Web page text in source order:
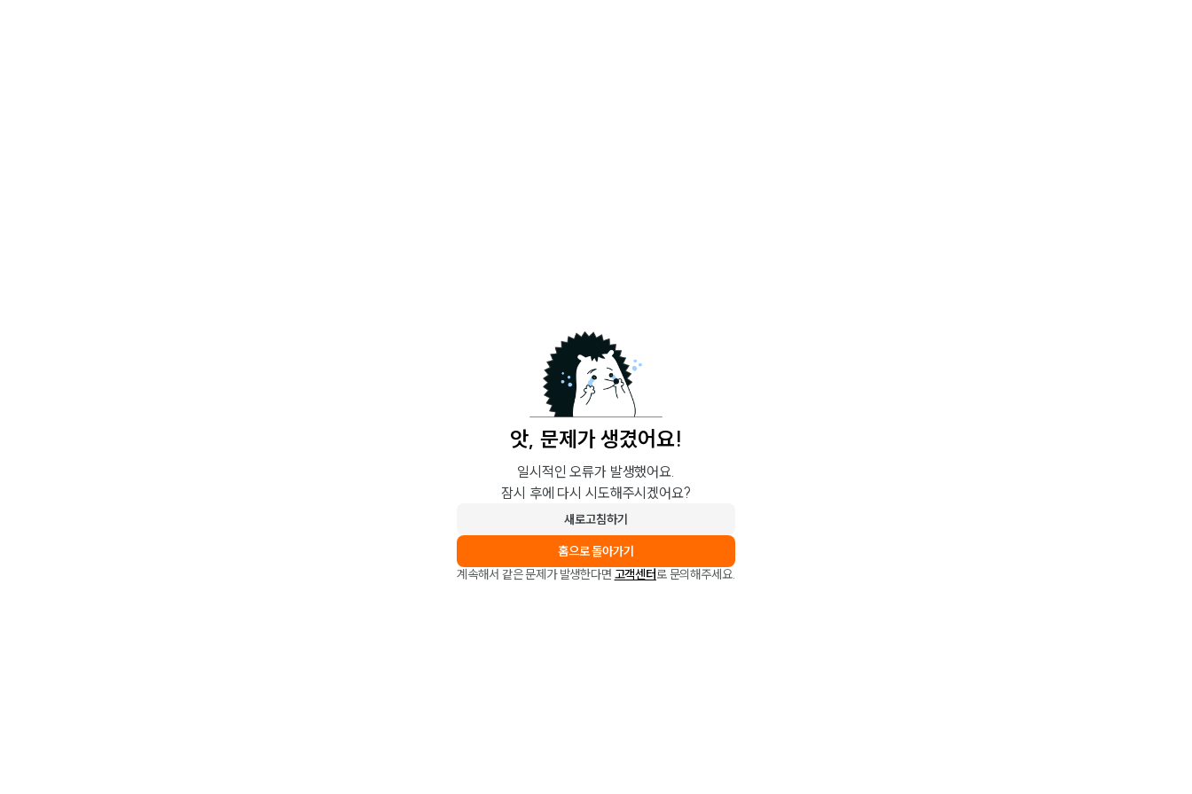
앗, 문제가 생겼어요!
일시적인 오류가 발생했어요.
잠시 후에 다시 시도해주시겠어요?
새로고침하기
홈으로 돌아가기
계속해서 같은 문제가 발생한다면 고객센터로 문의해주세요.